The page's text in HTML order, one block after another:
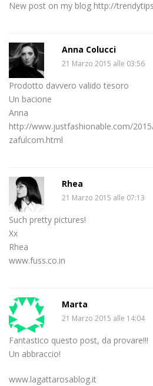
New post on my blog http://
Anna Colucci
21 Marzo 2015 alle 03:56
Prodotto davvero valido tesoro
Un bacione
Anna
http://www.justfashionable.com/
zafulcom.html
Rhea
21 Marzo 2015 alle 07:13
Such pretty pictures!
Xx
Rhea
www.fuss.co.in
Marta
21 Marzo 2015 alle 14:04
Fantastico questo post, da provare!!!
Un abbraccio!
www.lagattarosablog.it